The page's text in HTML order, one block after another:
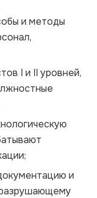
и методы
I и II уровней,
и